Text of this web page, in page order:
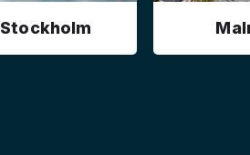
Stockholm